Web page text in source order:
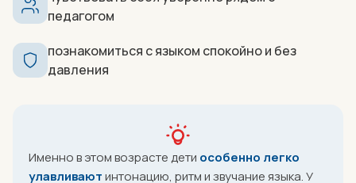
педагогом
познакомиться с языком спокойно и без
давления
Именно в этом возрасте дети особенно легко
улавливаютинтонацию, ритм и звучание языка. У